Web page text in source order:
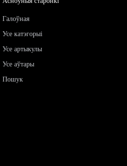
Галоўная
Усе катэгорыі
Усе артыкулы
Усе аўтары
Пошук